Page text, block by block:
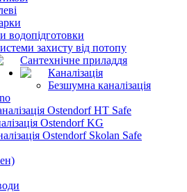
водопідготовки
захисту від потопу
Сантехнічне приладдя
Каналізація
Безшумна каналізація
Ostendorf HT Safe
Ostendorf KG
Ostendorf Skolan Safe